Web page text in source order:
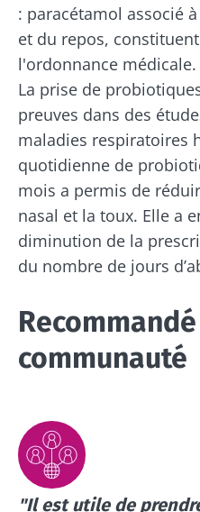
: paracétamol associé
et du repos,
l'ordonnance médicale.
La prise de
preuves dans des
maladies respiratoires
quotidienne de
mois a permis de
nasal et la toux. Elle a
diminution de la
du nombre de jours
communauté
"Il est utile de
Rejoignez la
recevez une fois par
Ne
Rejoignez la
pour rester au
actualités sur le
Je souhaite